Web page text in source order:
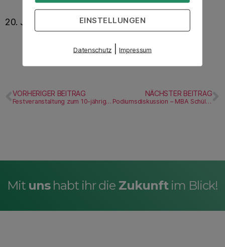
20. Januar 2016
VORHERIGER BEITRAG
Festveranstaltung zum 10-jährigen Bestehen der Freien Schule im Burgenland
NÄCHSTER BEITRAG
Podiumsdiskussion – MBA Schüler in Naumburg dürfen vier Nachwuchspolitikern auf den Zahn fühlen
Mit unshabt ihr die Zukunftim Blick!
EINSTELLUNGEN
Datenschutz |Impressum